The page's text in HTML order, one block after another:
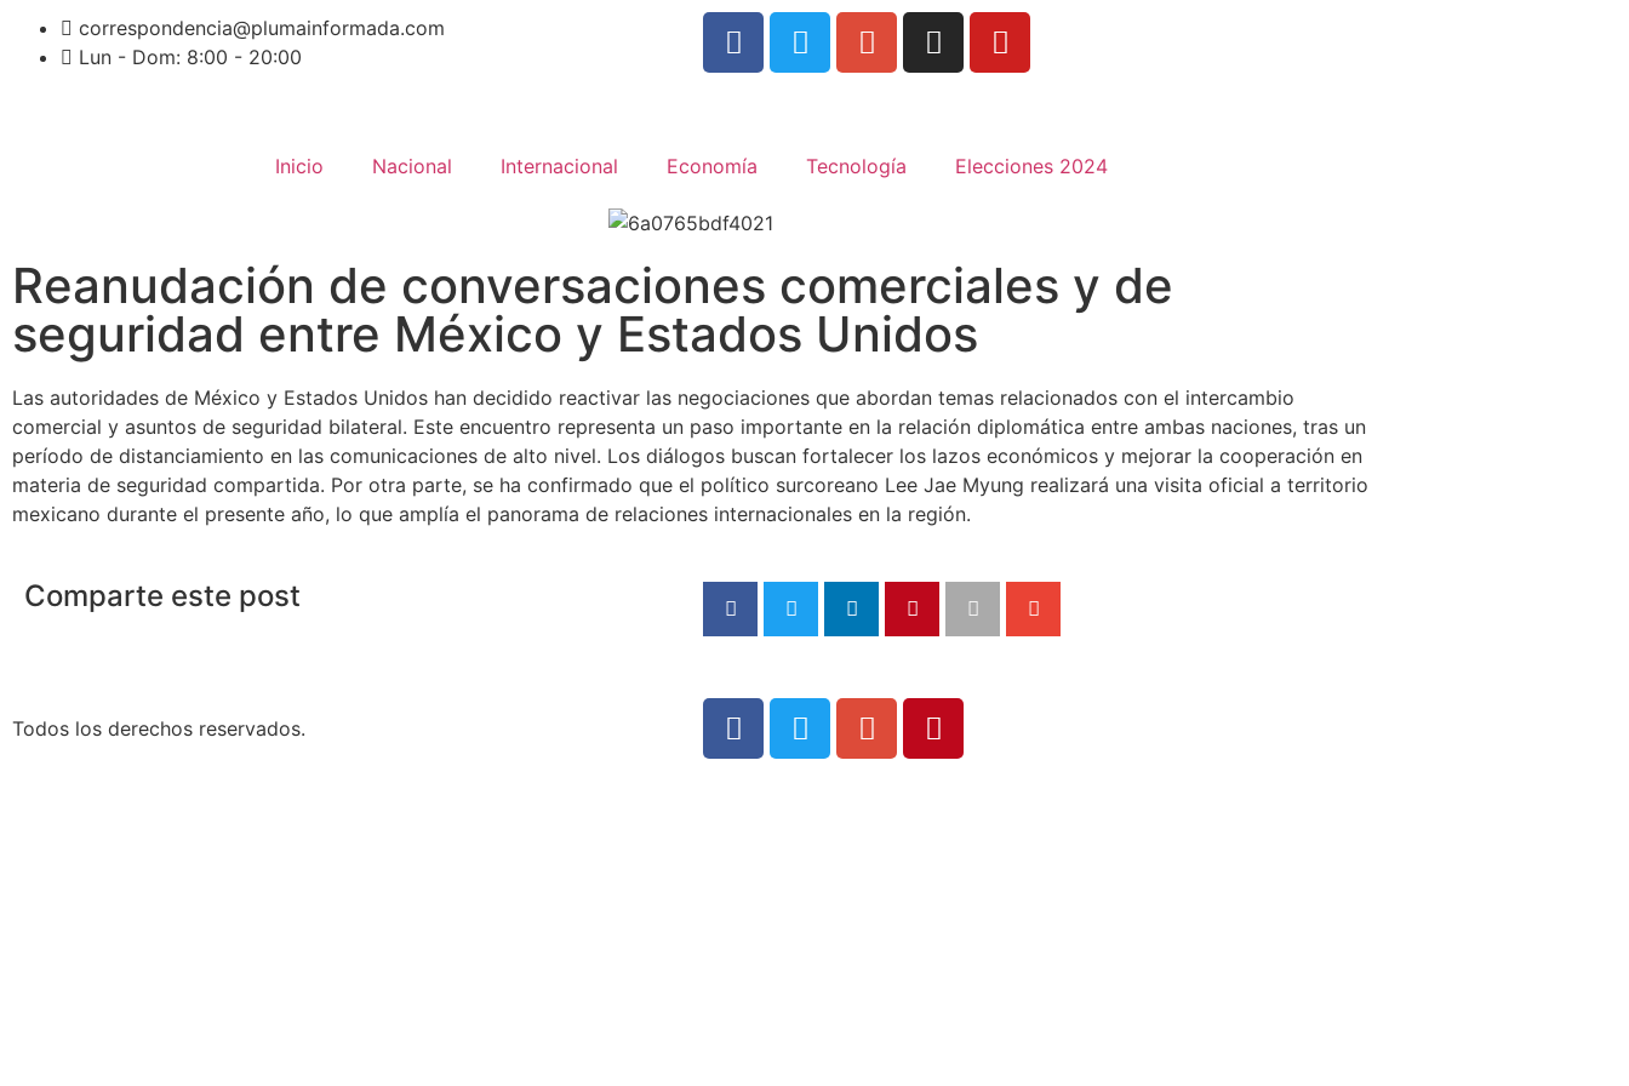
correspondencia@plumainformada.com
Lun - Dom: 8:00 - 20:00
Inicio Nacional Internacional Economía Tecnología Elecciones 2024
Reanudación de conversaciones comerciales y de
seguridad entre México y Estados Unidos
Las autoridades de México y Estados Unidos han decidido reactivar las negociaciones que abordan temas relacionados con el intercambio
comercial y asuntos de seguridad bilateral. Este encuentro representa un paso importante en la relación diplomática entre ambas naciones, tras un
período de distanciamiento en las comunicaciones de alto nivel. Los diálogos buscan fortalecer los lazos económicos y mejorar la cooperación en
materia de seguridad compartida. Por otra parte, se ha confirmado que el político surcoreano Lee Jae Myung realizará una visita oficial a territorio
mexicano durante el presente año, lo que amplía el panorama de relaciones internacionales en la región.
Comparte este post
Todos los derechos reservados.